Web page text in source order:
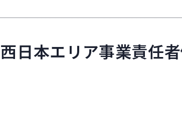
本エリア事業責任者